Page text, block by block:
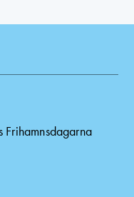
Frihamnsdagarna